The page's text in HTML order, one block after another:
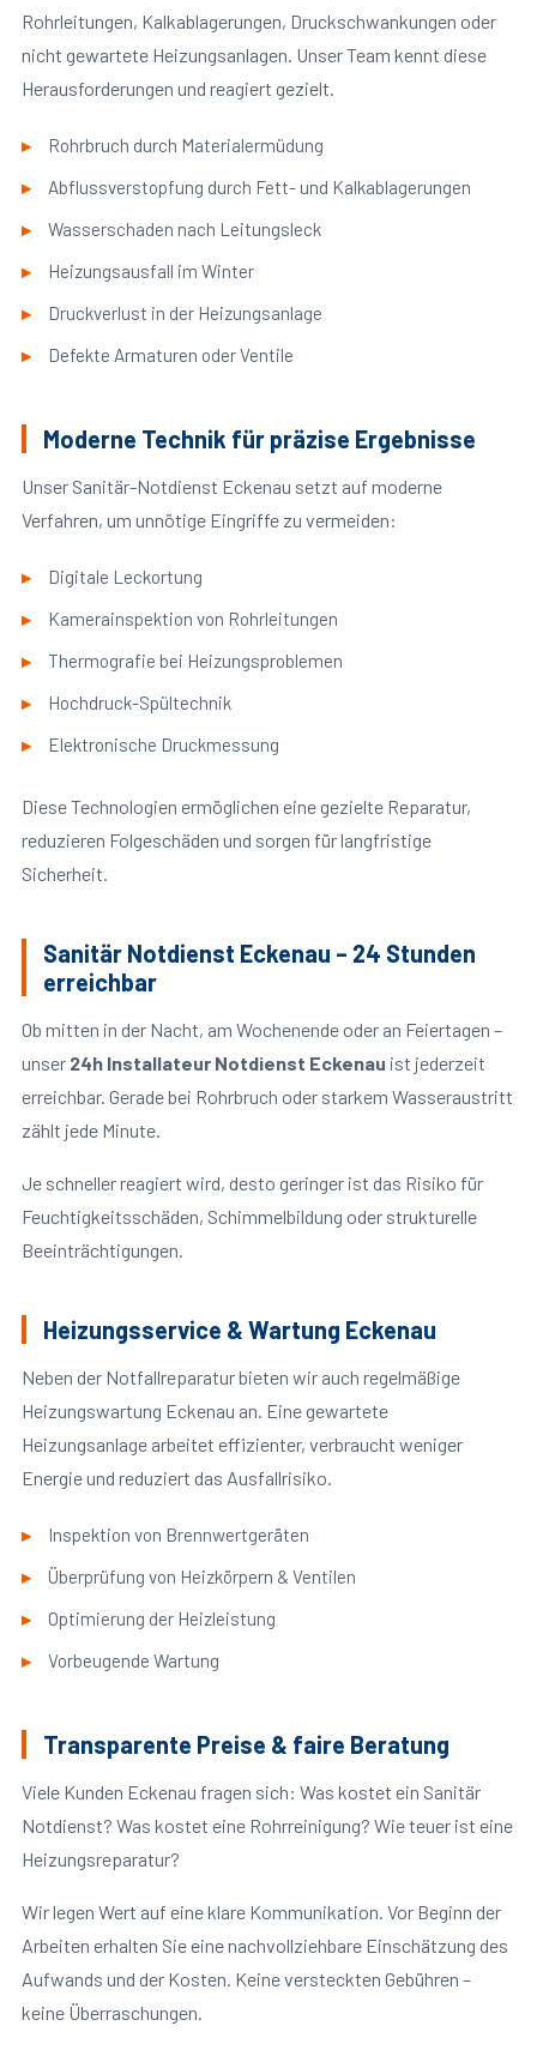
Rohrleitungen, Kalkablagerungen, Druckschwankungen oder
nicht gewartete Heizungsanlagen. Unser Team kennt diese
Herausforderungen und reagiert gezielt.
Rohrbruch durch Materialermüdung
Abflussverstopfung durch Fett- und Kalkablagerungen
Wasserschaden nach Leitungsleck
Heizungsausfall im Winter
Druckverlust in der Heizungsanlage
Defekte Armaturen oder Ventile
Moderne Technik für präzise Ergebnisse
Unser Sanitär-Notdienst Eckenau setzt auf moderne
Verfahren, um unnötige Eingriffe zu vermeiden:
Digitale Leckortung
Kamerainspektion von Rohrleitungen
Thermografie bei Heizungsproblemen
Hochdruck-Spültechnik
Elektronische Druckmessung
Diese Technologien ermöglichen eine gezielte Reparatur,
reduzieren Folgeschäden und sorgen für langfristige
Sicherheit.
Sanitär Notdienst Eckenau – 24 Stunden
erreichbar
Ob mitten in der Nacht, am Wochenende oder an Feiertagen –
unser 24h Installateur Notdienst Eckenau ist jederzeit
erreichbar. Gerade bei Rohrbruch oder starkem Wasseraustritt
zählt jede Minute.
Je schneller reagiert wird, desto geringer ist das Risiko für
Feuchtigkeitsschäden, Schimmelbildung oder strukturelle
Beeinträchtigungen.
Heizungsservice & Wartung Eckenau
Neben der Notfallreparatur bieten wir auch regelmäßige
Heizungswartung Eckenau an. Eine gewartete
Heizungsanlage arbeitet effizienter, verbraucht weniger
Energie und reduziert das Ausfallrisiko.
Inspektion von Brennwertgeräten
Überprüfung von Heizkörpern & Ventilen
Optimierung der Heizleistung
Vorbeugende Wartung
Transparente Preise & faire Beratung
Viele Kunden Eckenau fragen sich: Was kostet ein Sanitär
Notdienst? Was kostet eine Rohrreinigung? Wie teuer ist eine
Heizungsreparatur?
Wir legen Wert auf eine klare Kommunikation. Vor Beginn der
Arbeiten erhalten Sie eine nachvollziehbare Einschätzung des
Aufwands und der Kosten. Keine versteckten Gebühren –
keine Überraschungen.